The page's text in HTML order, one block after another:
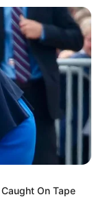
ะหยิบยื่นสิ่ง
ำ และคนๆนั้นต้อง
ย์กลับไม่ต้องการ
ะอีกอย่างที่เขา
กษาได้หากใคร
วย และมอบ
ย์เอาแต่จะได้แต่
อให้ได้ในสิ่งที่ดี
วชาวตุลย์ก็ถือว่า
On Tape